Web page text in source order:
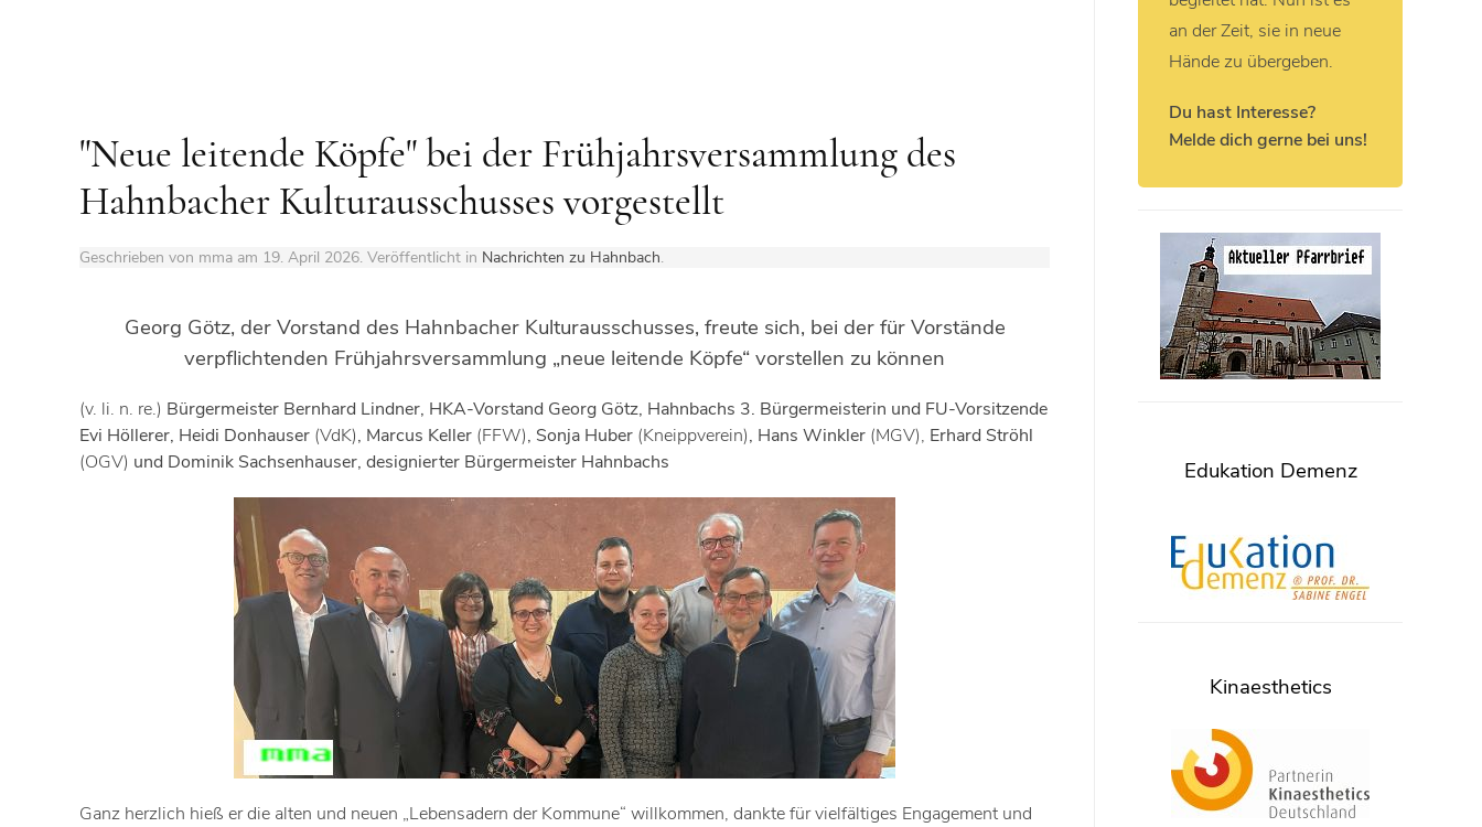
"Neue leitende Köpfe" bei der Frühjahrsversammlung des
Hahnbacher Kulturausschusses vorgestellt
Geschrieben von mma am 19. April 2026. Veröffentlicht in Nachrichten zu Hahnbach.
Georg Götz, der Vorstand des Hahnbacher Kulturausschusses, freute sich, bei der für Vorstände
verpflichtenden Frühjahrsversammlung „neue leitende Köpfe“ vorstellen zu können
(v. li. n. re.) Bürgermeister Bernhard Lindner, HKA-Vorstand Georg Götz, Hahnbachs 3. Bürgermeisterin und FU-Vorsitzende
Evi Höllerer, Heidi Donhauser (VdK), Marcus Keller (FFW), Sonja Huber (Kneippverein), Hans Winkler (MGV), Erhard Ströhl
(OGV) und Dominik Sachsenhauser, designierter Bürgermeister Hahnbachs
Ganz herzlich hieß er die alten und neuen „Lebensadern der Kommune“ willkommen, dankte für vielfältiges Engagement und
an der Zeit, sie in neue
Hände zu übergeben.
Du hast Interesse?
Melde dich gerne bei uns!
Edukation Demenz
Kinaesthetics